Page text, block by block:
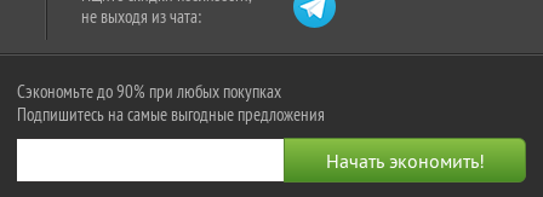
не выходя из чата:
Сэкономьте до 90% при любых покупках
Подпишитесь на самые выгодные предложения